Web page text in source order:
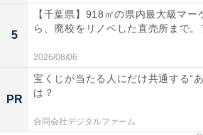
配偶者控除とは？ 「103万円の
福一氏によると、「配偶者控除」は
配偶者がいるなら所得税を安くする
主婦やパート主婦の家庭では、夫の
いるということになる。
5
【千葉県】918㎡の県内最大級マー
ら、廃校をリノベした直売所まで。
2026/08/06
PR
宝くじが当たる人にだけ共通する“
は？
合同会社デジタルファーム